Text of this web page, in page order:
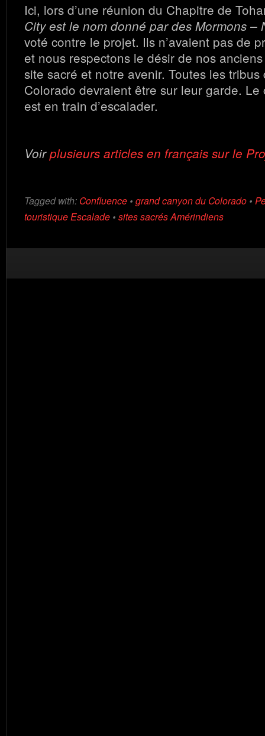
Ici, lors d’une réunion du Chapitre de
City est le nom donné par des Mormons –
voté contre le projet. Ils n’avaient pas de
et nous respectons le désir de nos
site sacré et notre avenir. Toutes les tribus
Colorado devraient être sur leur garde. Le
est en train d’escalader.
Voirplusieurs articles en français sur le
Tagged with: Confluence • grand canyon du Colorado •
touristique Escalade • sites sacrés Amérindiens